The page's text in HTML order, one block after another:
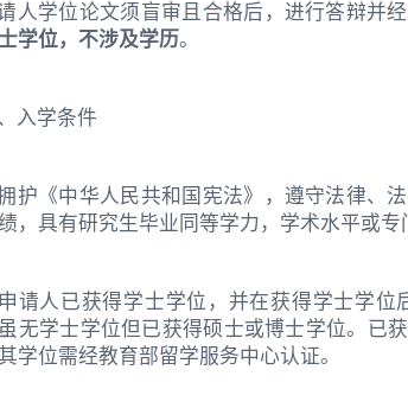
人学位论文须盲审且合格后，进行答辩并
学位，不涉及学历。
入学条件
护《中华人民共和国宪法》，遵守法律、
，具有研究生毕业同等学力，学术水平或专
请人已获得学士学位，并在获得学士学
无学士学位但已获得硕士或博士学位。已
学位需经教育部留学服务中心认证。